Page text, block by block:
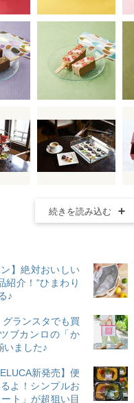
続きを読み込む
ン】絶対おいしい
紹介！“ひまわり
♪
グランスタでも買
ブカンロの「か
いました♪
新発売】便
よ！シンプルお
ト」が超狙い目